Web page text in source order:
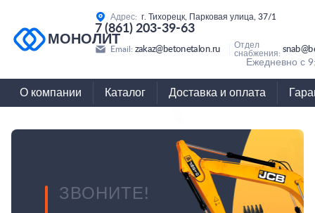
МОНОЛИТ
Адрес: г. Тихорецк, Парковая улица, 37/1
7 (861) 203-39-63
Email: zakaz@betonetalon.ru
Отдел
снабжения:
Ежедневно с
О компании Каталог Доставка и оплата
ЗВОНИТЕ!